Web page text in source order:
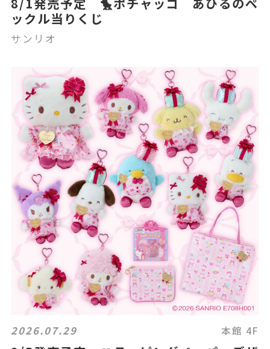
ックル当りくじ
サンリオ
2026.07.29 本館 4F